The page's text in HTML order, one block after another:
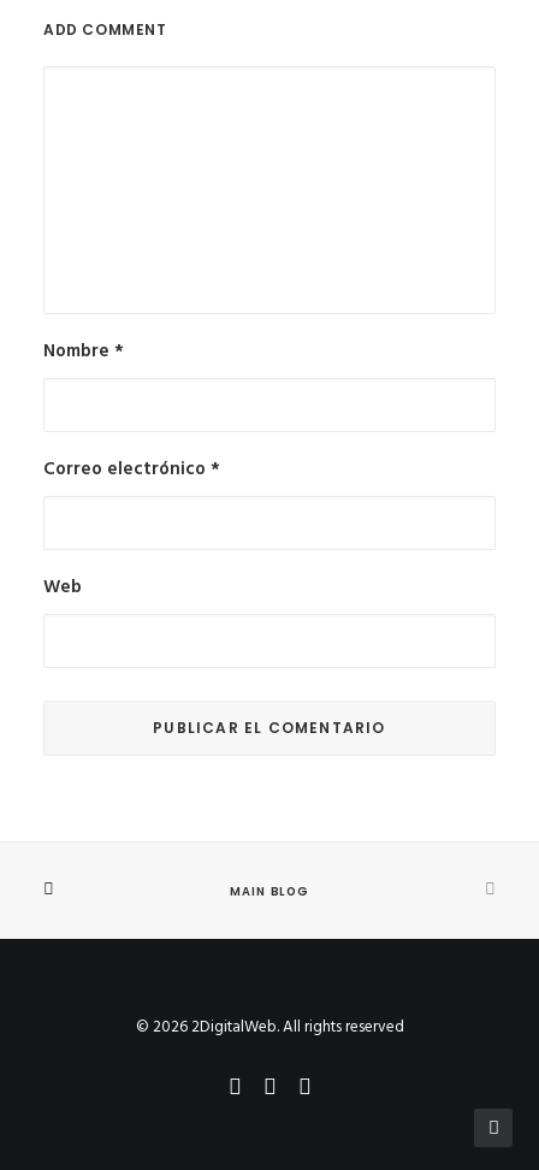
ADD COMMENT
Nombre *
Correo electrónico *
Web
MAIN BLOG
© 2026 2DigitalWeb. All rights reserved